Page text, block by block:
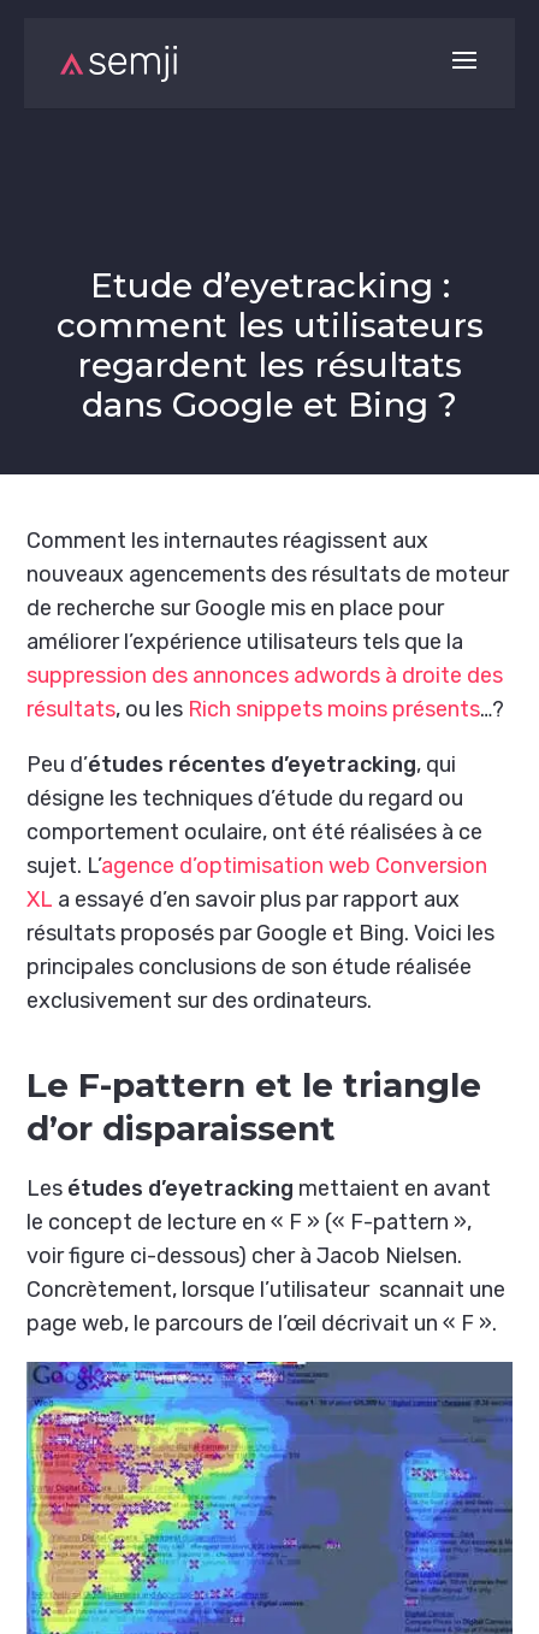
Etude d’eyetracking :
comment les utilisateurs
regardent les résultats
dans Google et Bing ?
Comment les internautes réagissent aux
nouveaux agencements des résultats de moteur
de recherche sur Google mis en place pour
améliorer l’expérience utilisateurs tels que la
suppression des annonces adwords à droite des
résultats, ou les Rich snippets moins présents…?
Peu d’études récentes d’eyetracking, qui
désigne les techniques d’étude du regard ou
comportement oculaire, ont été réalisées à ce
sujet. L’agence d’optimisation web Conversion
XL a essayé d’en savoir plus par rapport aux
résultats proposés par Google et Bing. Voici les
principales conclusions de son étude réalisée
exclusivement sur des ordinateurs.
Le F-pattern et le triangle
d’or disparaissent
Les études d’eyetracking mettaient en avant
le concept de lecture en « F » (« F-pattern »,
voir figure ci-dessous) cher à Jacob Nielsen.
Concrètement, lorsque l’utilisateur scannait une
page web, le parcours de l’œil décrivait un « F ».